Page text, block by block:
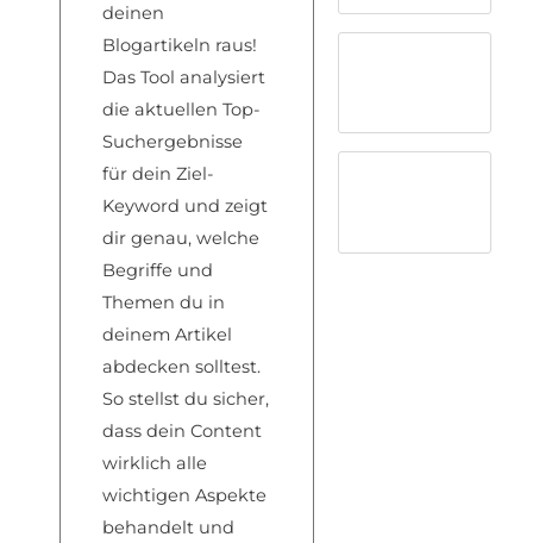
deinen
Blogartikeln raus!
Das Tool analysiert
die aktuellen Top-
Suchergebnisse
für dein Ziel-
Keyword und zeigt
dir genau, welche
Begriffe und
Themen du in
deinem Artikel
abdecken solltest.
So stellst du sicher,
dass dein Content
wirklich alle
wichtigen Aspekte
behandelt und